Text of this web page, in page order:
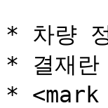
* 차량
* 결재란
*